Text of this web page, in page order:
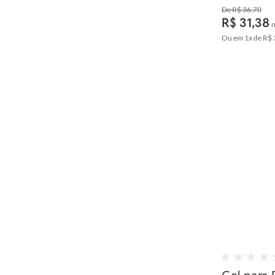
R$ 36,70
R$ 31,38
Ou em 1xde R$